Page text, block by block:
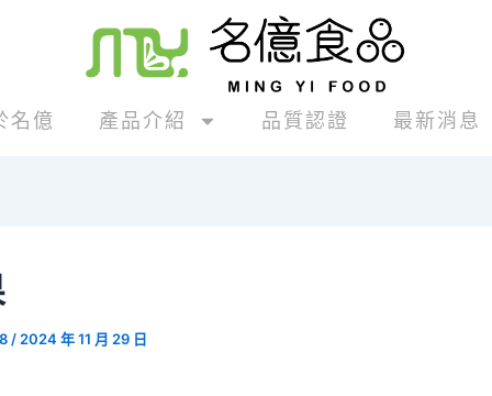
名億 產品介紹 品質認證 最新消息
/ 2024 年 11 月 29 日